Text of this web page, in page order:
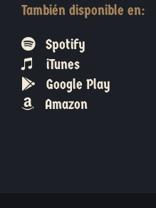
También disponible en:
Spotify
iTunes
Google Play
Amazon